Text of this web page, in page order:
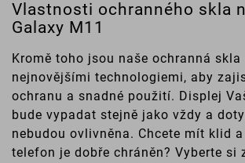
Vlastnosti ochranného skla
Galaxy M11
Kromě toho jsou naše ochranná skla
nejnovějšími technologiemi, aby
ochranu a snadné použití. Displej
bude vypadat stejně jako vždy a
nebudou ovlivněna. Chcete mít klid
telefon je dobře chráněn? Vyberte si